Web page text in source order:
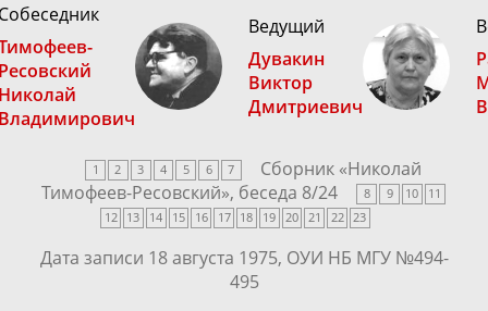
Ведущий
Дувакин
Виктор
Дмитриевич
1 2 3 4 5 6 7 Сборник «Николай
Тимофеев-Ресовский», беседа 8/24 8 9 10
11
12
13 14 15 16 17 18 19 20 21 22 23
Дата записи 18 августа 1975, ОУИ НБ МГУ №494-
495